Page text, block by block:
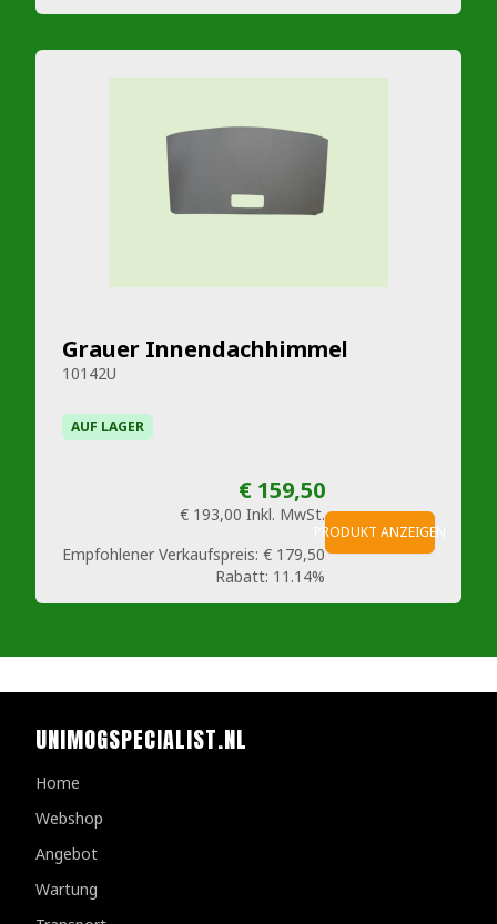
Grauer Innendachhimmel
10142U
AUF LAGER
€ 159,50
€ 193,00 Inkl. MwSt.
Empfohlener Verkaufspreis: € 179,50
Rabatt: 11.14%
PRODUKT ANZEIGEN
UNIMOGSPECIALIST.NL
Home
Webshop
Angebot
Wartung